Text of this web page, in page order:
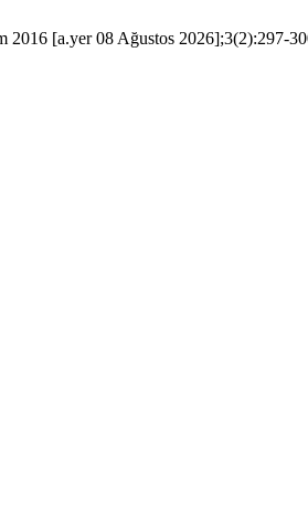
[a.yer 08 Ağustos 2026];3(2):297-